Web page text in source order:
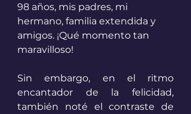
98 años, mis padres, mi
hermano, familia extendida y
amigos. ¡Qué momento tan
maravilloso!
Sin embargo, en el ritmo
encantador de la felicidad,
también noté el contraste de